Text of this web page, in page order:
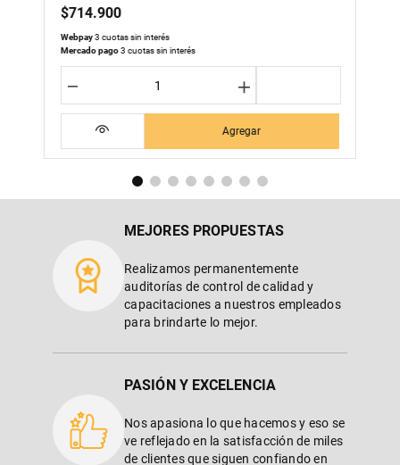
$714.900
Webpay3 cuotas sin interés
Mercado pago3 cuotas sin interés
＋
－
Agregar
MEJORES PROPUESTAS
Realizamos permanentemente
auditorías de control de calidad y
capacitaciones a nuestros empleados
para brindarte lo mejor.
PASIÓN Y EXCELENCIA
Nos apasiona lo que hacemos y eso se
ve reflejado en la satisfacción de miles
de clientes que siguen confiando en